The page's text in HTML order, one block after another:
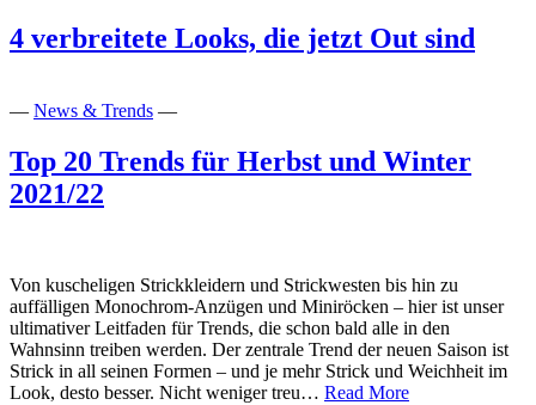
wird
Deine
4 verbreitete Looks, die jetzt Out sind
— News & Trends —
Top 20 Trends für Herbst und Winter
2021/22
Von kuscheligen Strickkleidern und Strickwesten bis hin zu
auffälligen Monochrom-Anzügen und Miniröcken – hier ist unser
ultimativer Leitfaden für Trends, die schon bald alle in den
Wahnsinn treiben werden. Der zentrale Trend der neuen Saison ist
Strick in all seinen Formen – und je mehr Strick und Weichheit im
Look, desto besser. Nicht weniger treu… Read MoreTop